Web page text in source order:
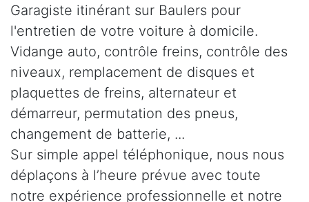
Garagiste itinérant sur Baulers pour
l'entretien de votre voiture à domicile.
Vidange auto, contrôle freins, contrôle des
niveaux, remplacement de disques et
plaquettes de freins, alternateur et
démarreur, permutation des pneus,
changement de batterie, ...
Sur simple appel téléphonique, nous nous
déplaçons à l’heure prévue avec toute
notre expérience professionnelle et notre